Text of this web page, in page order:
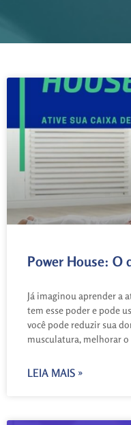
Power House: O
Já imaginou aprender a
tem esse poder e pode
você pode reduzir sua
musculatura, melhorar
LEIA MAIS »